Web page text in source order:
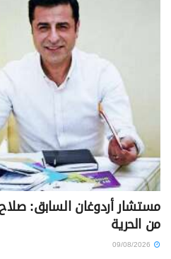
مستشار أردوغان السابق:
من الحرية